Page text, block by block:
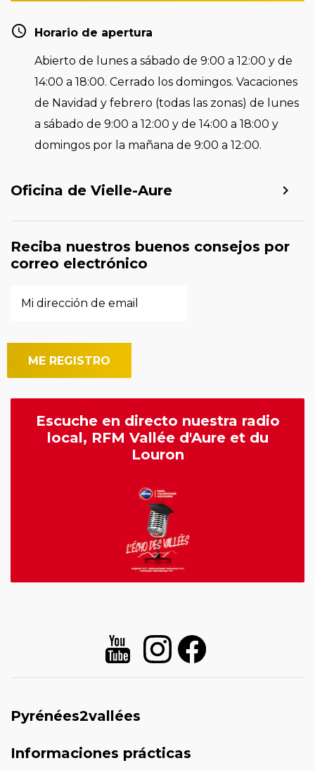
Horario de apertura
Abierto de lunes a sábado de 9:00 a 12:00 y de
14:00 a 18:00. Cerrado los domingos. Vacaciones
de Navidad y febrero (todas las zonas) de lunes
a sábado de 9:00 a 12:00 y de 14:00 a 18:00 y
domingos por la mañana de 9:00 a 12:00.
Oficina de Vielle-Aure
Reciba nuestros buenos consejos por
correo electrónico
Escuche en directo nuestra radio
local, RFM Vallée d'Aure et du
Louron
Pyrénées2vallées
Informaciones prácticas